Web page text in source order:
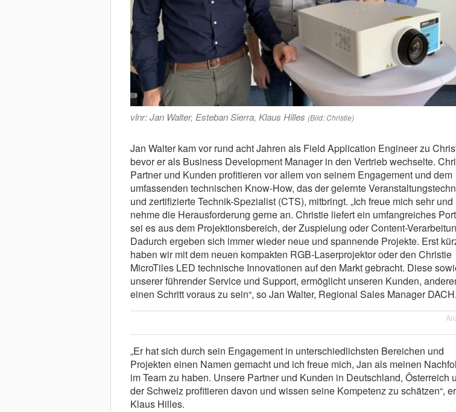
vlnr: Jan Walter, Esteban Sierra, Klaus Hilles (Bild: Christie)
Jan Walter kam vor rund acht Jahren als Field Application Engineer zu
bevor er als Business Development Manager in den Vertrieb wechselte.
Partner und Kunden profitieren vor allem von seinem Engagement und dem
umfassenden technischen Know-How, das der gelernte
und zertifizierte Technik-Spezialist (CTS), mitbringt. „Ich freue mich sehr und
nehme die Herausforderung gerne an. Christie liefert ein umfangreiches
sei es aus dem Projektionsbereich, der Zuspielung oder Content-
Dadurch ergeben sich immer wieder neue und spannende Projekte. Erst
haben wir mit dem neuen kompakten RGB-Laserprojektor oder den Christie
MicroTiles LED technische Innovationen auf den Markt gebracht. Diese
unserer führender Service und Support, ermöglicht unseren Kunden,
einen Schritt voraus zu sein“, so Jan Walter, Regional Sales Manager DACH.
„Er hat sich durch sein Engagement in unterschiedlichsten Bereichen und
Projekten einen Namen gemacht und ich freue mich, Jan als meinen
im Team zu haben. Unsere Partner und Kunden in Deutschland, Österreich
der Schweiz profitieren davon und wissen seine Kompetenz zu schätzen“,
Klaus Hilles.